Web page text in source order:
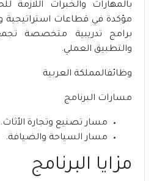
بالمهارات والخبرات
مؤكدة في قطاعات استراتيجية
برامج تدريبية متخصصة
والتطبيق العملي.
وظائفالمملكة العربية
مسارات البرنامج
مسار تصنيع وتجارة الأثاث.
مسار السياحة والضيافة.
مزايا البرنامج